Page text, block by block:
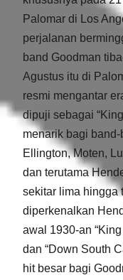
Palomar di Los
perjalanan
band Goodman
Agustus itu di
resmi mengantar
dipuji sebagai
menarik bagi
Ellington, Moten,
dan terutama
sekitar lima hingga
diperkenalkan
awal 1930-an “King
dan “Down South
hit besar bagi